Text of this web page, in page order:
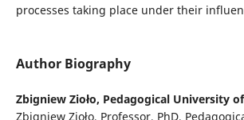
processes taking place under their
Author Biography
Zbigniew Zioło, Pedagogical University
Zbigniew Zioło, Professor, PhD,